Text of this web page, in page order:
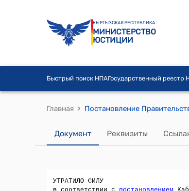
КЫРГЫЗСКАЯ РЕСПУБЛИКА
МИНИСТЕРСТВО
ЮСТИЦИИ
Быстрый поиск НПАГосударственный реестр
Главная ›
Документ Реквизиты